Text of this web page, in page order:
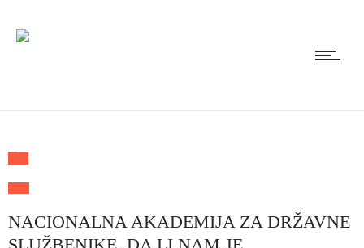
NACIONALNA AKADEMIJA ZA DRŽAVNE